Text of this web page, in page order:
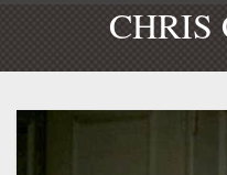
CHRIS